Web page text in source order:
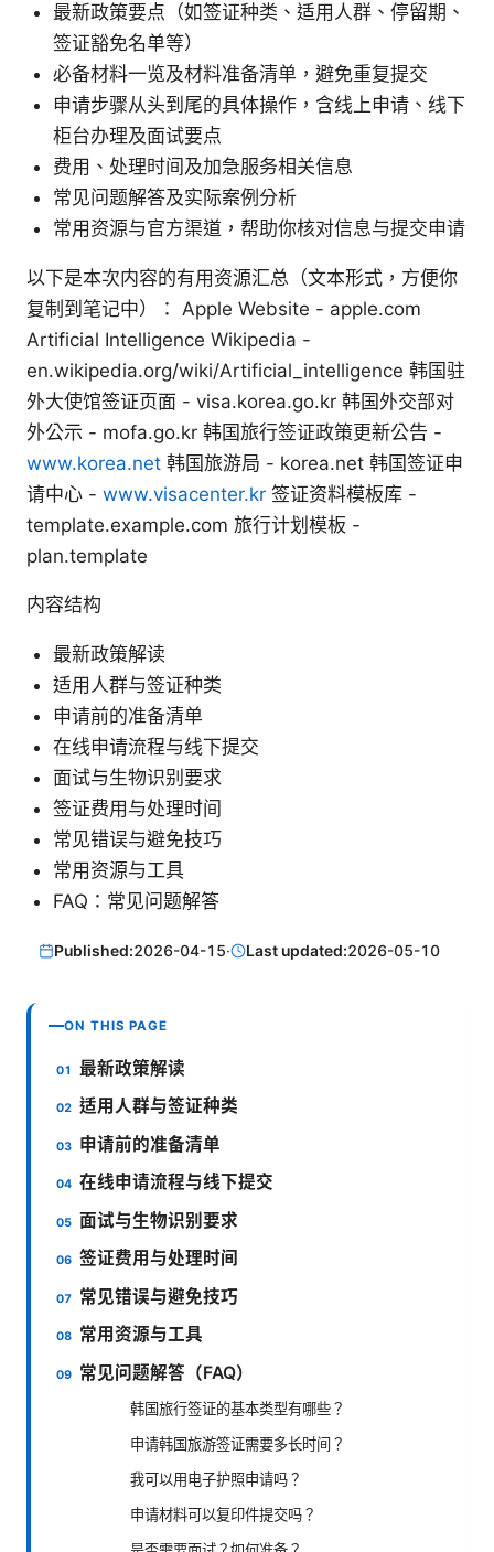
最新政策要点（如签证种类、适用人群、停留期、
签证豁免名单等）
必备材料一览及材料准备清单，避免重复提交
申请步骤从头到尾的具体操作，含线上申请、线下
柜台办理及面试要点
费用、处理时间及加急服务相关信息
常见问题解答及实际案例分析
常用资源与官方渠道，帮助你核对信息与提交申请
以下是本次内容的有用资源汇总（文本形式，方便你
复制到笔记中）： Apple Website - apple.com
Artificial Intelligence Wikipedia -
en.wikipedia.org/wiki/Artificial_intelligence 韩国驻
外大使馆签证页面 - visa.korea.go.kr 韩国外交部对
外公示 - mofa.go.kr 韩国旅行签证政策更新公告 -
www.korea.net 韩国旅游局 - korea.net 韩国签证申
请中心 - www.visacenter.kr 签证资料模板库 -
template.example.com 旅行计划模板 -
plan.template
内容结构
最新政策解读
适用人群与签证种类
申请前的准备清单
在线申请流程与线下提交
面试与生物识别要求
签证费用与处理时间
常见错误与避免技巧
常用资源与工具
FAQ：常见问题解答
Published:2026-04-15· Last updated:2026-05-10
ON THIS PAGE
最新政策解读
适用人群与签证种类
申请前的准备清单
在线申请流程与线下提交
面试与生物识别要求
签证费用与处理时间
常见错误与避免技巧
常用资源与工具
常见问题解答（FAQ）
韩国旅行签证的基本类型有哪些？
申请韩国旅游签证需要多长时间？
我可以用电子护照申请吗？
申请材料可以复印件提交吗？